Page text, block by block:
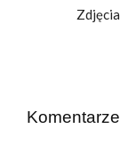
Zdjęcia:
Komentarze